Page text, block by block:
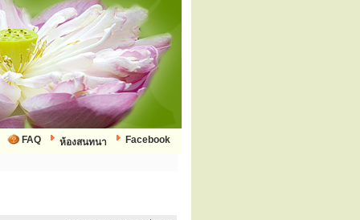
Facebook
ห้องสนทนา
FAQ